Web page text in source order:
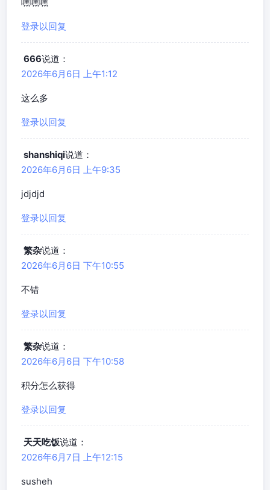
嘿嘿嘿
登录以回复
666说道：
2026年6月6日 上午1:12
这么多
登录以回复
shanshiqi说道：
2026年6月6日 上午9:35
jdjdjd
登录以回复
繁杂说道：
2026年6月6日 下午10:55
不错
登录以回复
繁杂说道：
2026年6月6日 下午10:58
积分怎么获得
登录以回复
天天吃饭说道：
2026年6月7日 上午12:15
susheh